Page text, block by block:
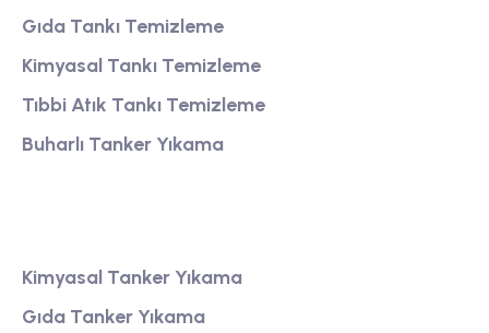
Gıda Tankı Temizleme
Kimyasal Tankı Temizleme
Tıbbi Atık Tankı Temizleme
Buharlı Tanker Yıkama
Kimyasal Tanker Yıkama
Gıda Tanker Yıkama